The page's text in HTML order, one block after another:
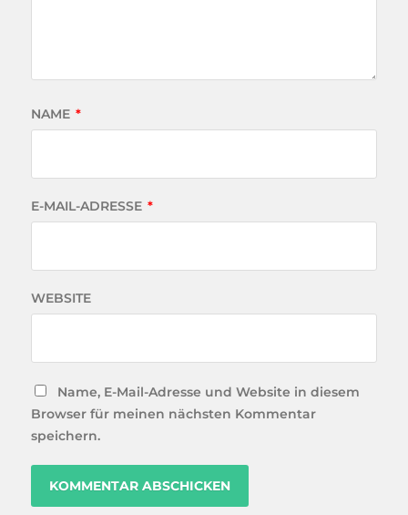
NAME *
E-MAIL-ADRESSE *
WEBSITE
Name, E-Mail-Adresse und Website in diesem
Browser für meinen nächsten Kommentar
speichern.